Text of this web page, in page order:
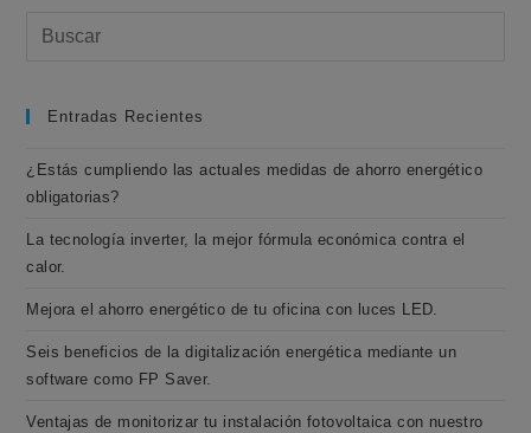
Entradas Recientes
¿Estás cumpliendo las actuales medidas de ahorro energético
obligatorias?
La tecnología inverter, la mejor fórmula económica contra el
calor.
Mejora el ahorro energético de tu oficina con luces LED.
Seis beneficios de la digitalización energética mediante un
software como FP Saver.
Ventajas de monitorizar tu instalación fotovoltaica con nuestro